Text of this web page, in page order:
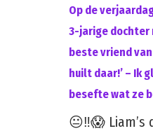
Op de
3-jarige dochter
beste vriend van
huilt daar!’ – Ik
besefte wat ze
😐‼️😱 Liam’s